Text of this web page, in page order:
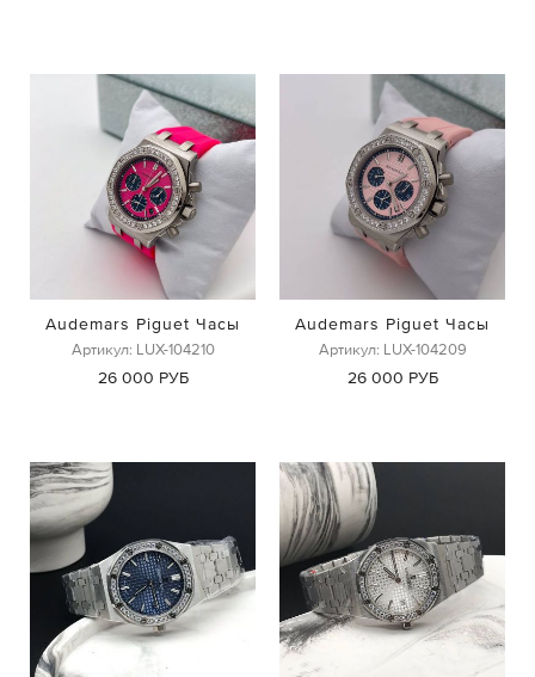
Audemars Piguet Часы
Артикул: LUX-104210
26 000 РУБ
Audemars Piguet Часы
Артикул: LUX-104209
26 000 РУБ